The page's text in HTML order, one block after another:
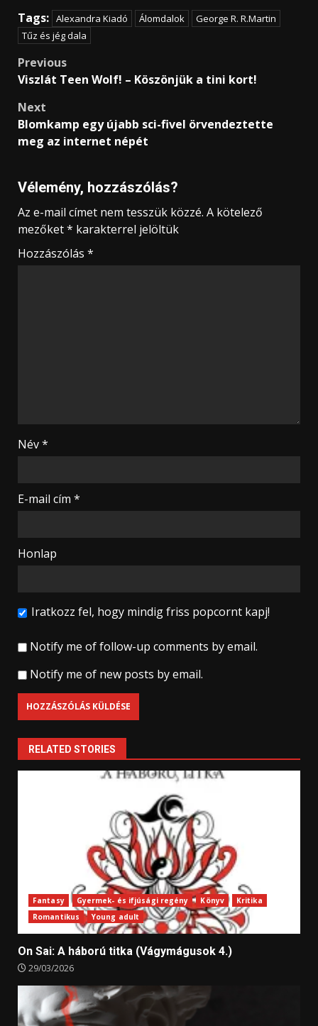
Tags: Alexandra Kiadó Álomdalok
George R. R.Martin
Tűz és jég dala
Post
Previous
Viszlát Teen Wolf! – Köszönjük a tini kort!
Next
Blomkamp egy újabb sci-fivel örvendeztette
meg az internet népét
Vélemény, hozzászólás?
Az e-mail címet nem tesszük közzé. A kötelező
mezőket* karakterrel jelöltük
Hozzászólás *
Név*
E-mail cím *
Honlap
Iratkozz fel, hogy mindig friss popcornt kapj!
Notify me of follow-up comments by email.
Notify me of new posts by email.
RELATED STORIES
Fantasy Gyermek- és ifjúsági regény Könyv
Kritika
Romantikus
Young adult
On Sai: A ​háború titka (Vágymágusok 4.)
29/03/2026